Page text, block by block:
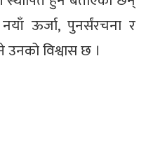
नयाँ ऊर्जा, पुनर्संरचना र
विश्वास छ ।